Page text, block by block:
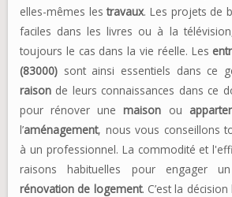
elles-mêmes lestravaux. Les projets de
faciles dans les livres ou à la
toujours le cas dans la vie réelle. Les
(83000) sont ainsi essentiels dans ce
raison de leurs connaissances dans ce
pour rénover unemaison ou
l’aménagement, nous vous conseillons
à un professionnel. La commodité et
raisons habituelles pour engager
rénovation de logement. C’est la